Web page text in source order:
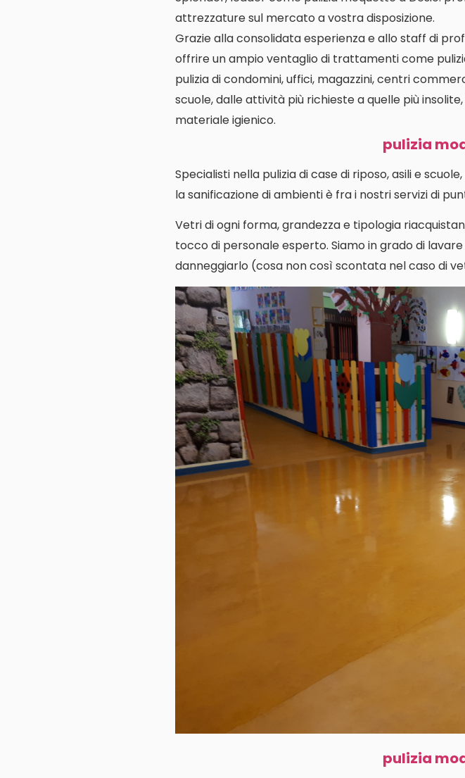
attrezzature sul mercato a vostra disposizione.
Grazie alla consolidata esperienza e allo staff di
offrire un ampio ventaglio di trattamenti come
pulizia di condomini, uffici, magazzini, centri
scuole, dalle attività più richieste a quelle più
materiale igienico.
pulizia
Specialisti nella pulizia di case di riposo, asili e
la sanificazione di ambienti è fra i nostri servizi di
Vetri di ogni forma, grandezza e tipologia
tocco di personale esperto. Siamo in grado di
danneggiarlo (cosa non così scontata nel caso di
pulizia